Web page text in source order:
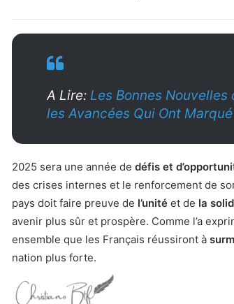
A Lire: Les Bonnes
les Avancées Qui Ont Marqué
2025 sera une année de défis et
des crises internes et le renforcement de
pays doit faire preuve de l’unité et de la
avenir plus sûr et prospère. Comme l’a
ensemble que les Français réussiront à
nation plus forte.